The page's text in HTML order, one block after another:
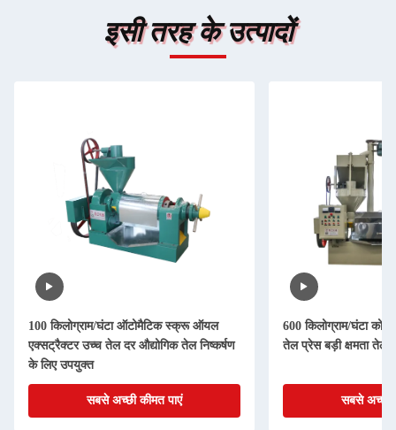
इसी तरह के उत्पादों
100 किलोग्राम/घंटा ऑटोमैटिक स्क्रू ऑयल
एक्सट्रैक्टर उच्च तेल दर औद्योगिक तेल निष्कर्षण
के लिए उपयुक्त
सबसे अच्छी कीमत पाएं
600 किलोग्राम/घंटा
तेल प्रेस बड़ी क्षमता तेल
सबसे अच्छी